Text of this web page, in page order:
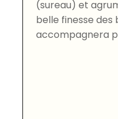
(sureau) et
belle finesse des
accompagnera